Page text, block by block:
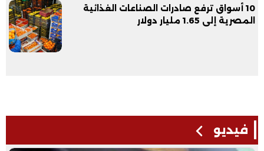
10 أسواق ترفع صادرات الصناعات الغذائية
المصرية إلى 1.65 مليار دولار
فيديو